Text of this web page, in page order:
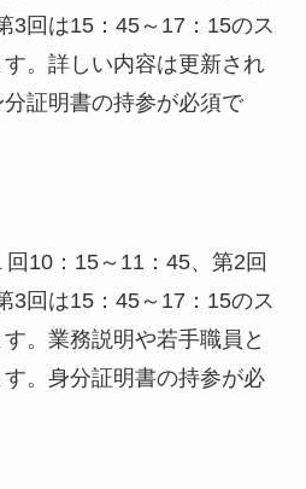
3回は15：45～17：15のス
。詳しい内容は更新され
証明書の持参が必須で
10：15～11：45、第2回
3回は15：45～17：15のス
。業務説明や若手職員と
。身分証明書の持参が必